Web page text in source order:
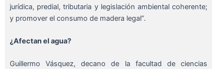
jurídica, predial, tributaria y legislación ambiental coherente;
y promover el consumo de madera legal”.
¿Afectan el agua?
Guillermo Vásquez, decano de la facultad de ciencias